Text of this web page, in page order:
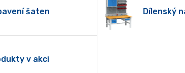
šaten Dílenský
v akci